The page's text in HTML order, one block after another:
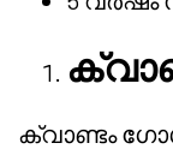
ക്വാണ്ടം